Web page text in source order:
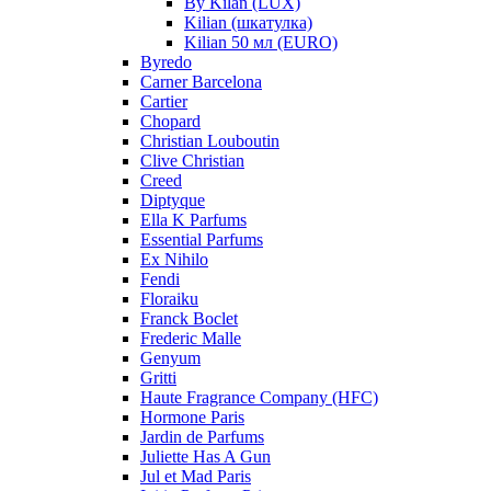
Kilian (шкатулка)
Kilian 50 мл (EURO)
Byredo
Carner Barcelona
Cartier
Chopard
Christian Louboutin
Clive Christian
Creed
Diptyque
Ella K Parfums
Essential Parfums
Ex Nihilo
Fendi
Floraiku
Franck Boclet
Frederic Malle
Genyum
Gritti
Haute Fragrance Company (HFC)
Hormone Paris
Jardin de Parfums
Juliette Has A Gun
Jul et Mad Paris